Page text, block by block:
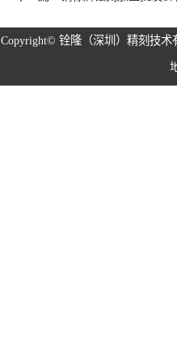
Copyright© 铨隆（深圳）精刻技术
磁性治具钢片系